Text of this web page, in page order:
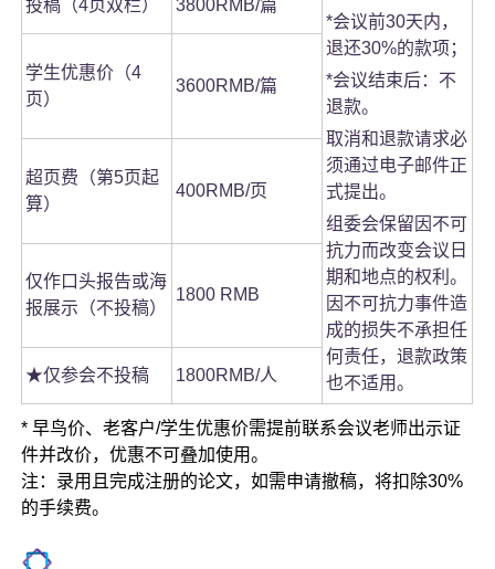
*会议前30天内，
退还30%的款项；
*会议结束后：不
退款。
取消和退款请求必
须通过电子邮件正
式提出。
组委会保留因不可
抗力而改变会议日
期和地点的权利。
因不可抗力事件造
成的损失不承担任
何责任，退款政策
也不适用。
投稿（4页双栏） 3800RMB/篇
学生优惠价（4
页）
3600RMB/篇
超页费（第5页起
算）
400RMB/页
仅作口头报告或海
报展示（不投稿）
1800 RMB
★仅参会不投稿 1800RMB/人
* 早鸟价、老客户/学生优惠价需提前联系会议老师出示证
件并改价，优惠不可叠加使用。
注：录用且完成注册的论文，如需申请撤稿，将扣除30%
的手续费。